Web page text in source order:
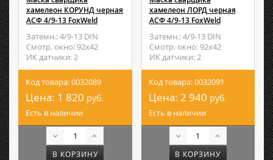
хамелеон КОРУНД черная
АСФ 4/9-13 FoxWeld
Затемн.: 4/9-13 DIN
Смотр. окно: 92х42
ИК датчики: 2
Код товара: 0032089
Цена: 1 820 руб.
Есть в наличии
В КОРЗИНУ
хамелеон ЛОРД черная
АСФ 4/9-13 FoxWeld
Затемн.: 4/9-13 DIN
Смотр. окно: 92х42
ИК датчики: 2
Код товара: 0032091
Цена: 2 940 руб.
Есть в наличии
В КОРЗИНУ